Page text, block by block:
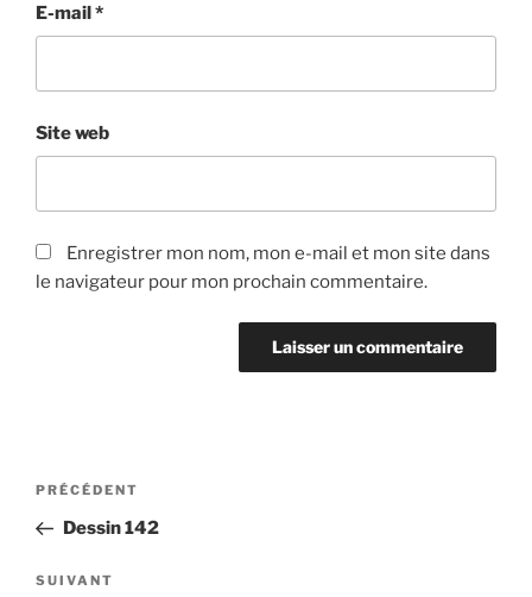
E-mail*
Site web
Enregistrer mon nom, mon e-mail et mon site dans
le navigateur pour mon prochain commentaire.
Navigation
l’article
Article
précédent
PRÉCÉDENT
Dessin 142
Article
SUIVANT